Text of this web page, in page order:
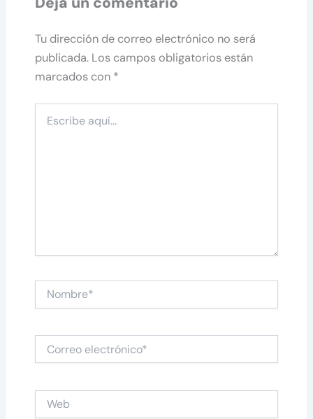
Tu dirección de correo electrónico no será
publicada. Los campos obligatorios están
marcados con *
aquí...
electrónico*